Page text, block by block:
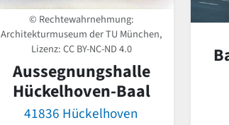
© Rechtewahrnehmung:
Architekturmuseum der TU München,
Lizenz:CC BY-NC-ND 4.0
Aussegnungshalle
Hückelhoven-Baal
41836 Hückelhoven